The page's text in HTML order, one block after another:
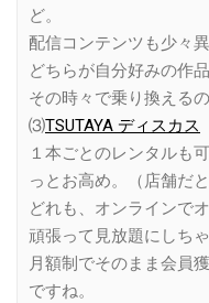
ど。
配信コンテンツも少々
どちらが自分好みの作
その時々で乗り換える
⑶TSUTAYA ディスカス
１本ごとのレンタルも
っとお高め。（店舗だと
どれも、オンラインで
頑張って見放題にしち
月額制でそのまま会員
ですね。